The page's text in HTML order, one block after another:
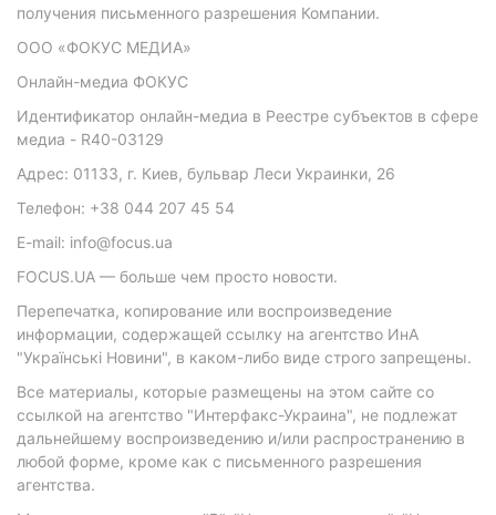
получения письменного разрешения Компании.
ООО «ФОКУС МЕДИА»
Онлайн-медиа ФОКУС
Идентификатор онлайн-медиа в Реестре субъектов в сфере
медиа - R40-03129
Адрес: 01133, г. Киев, бульвар Леси Украинки, 26
Телефон: +38 044 207 45 54
E-mail: info@focus.ua
FOCUS.UA — больше чем просто новости.
Перепечатка, копирование или воспроизведение
информации, содержащей ссылку на агентство ИнА
"Українські Новини", в каком-либо виде строго запрещены.
Все материалы, которые размещены на этом сайте со
ссылкой на агентство "Интерфакс-Украина", не подлежат
дальнейшему воспроизведению и/или распространению в
любой форме, кроме как с письменного разрешения
агентства.